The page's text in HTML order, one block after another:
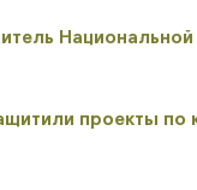
проекты по